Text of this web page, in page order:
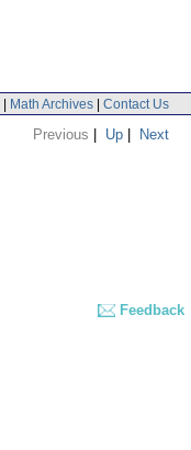
| Math Archives | Contact Us
Previous | Up | Next
Feedback